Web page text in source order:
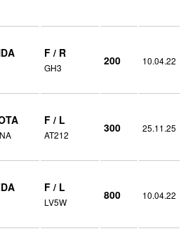
F / R
GH3
200 10.04.22
F / L
AT212
300 25.11.25
F / L
LV5W
800 10.04.22